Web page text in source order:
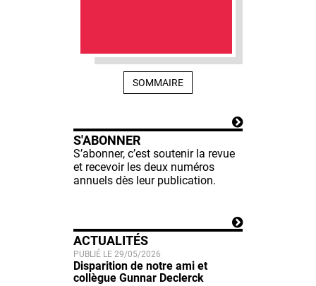
SOMMAIRE
S'ABONNER
S’abonner, c’est soutenir la revue
et recevoir les deux numéros
annuels dès leur publication.
ACTUALITÉS
PUBLIÉ LE 29/05/2026
Disparition de notre ami et
collègue Gunnar Declerck